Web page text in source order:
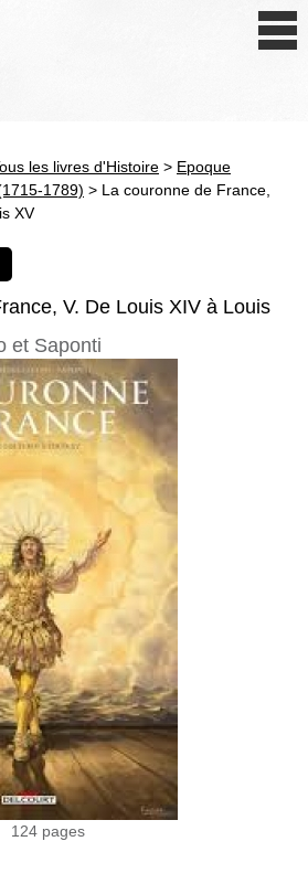
Antiquité
XXe siècle
Autres civilisations
Thématiques
les livres d'Histoire > Epoque
1789) > La couronne de France,
XV
V. De Louis XIV à Louis
et Saponti
124 pages